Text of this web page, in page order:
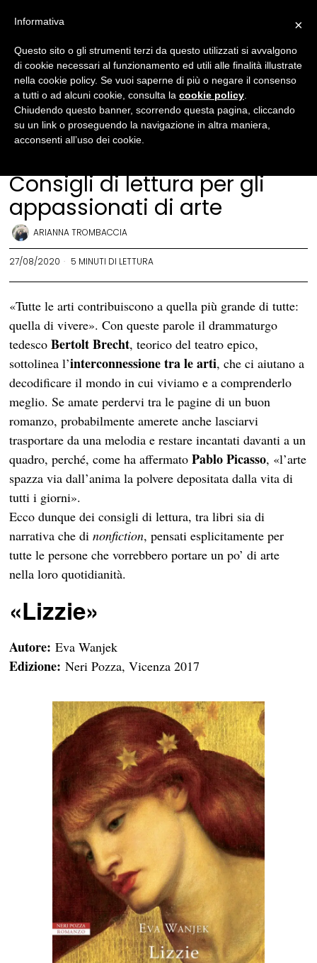
Consigli di lettura per gli
appassionati di arte
ARIANNA TROMBACCIA
27/08/2020 5 MINUTI DI LETTURA
«Tutte le arti contribuiscono a quella più grande di tutte:
quella di vivere». Con queste parole il drammaturgo
tedescoBertolt Brecht, teorico del teatro epico,
sottolinea l’interconnessione tra le arti, che ci aiutano a
decodificare il mondo in cui viviamo e a comprenderlo
meglio. Se amate perdervi tra le pagine di un buon
romanzo, probabilmente amerete anche lasciarvi
trasportare da una melodia e restare incantati davanti a un
quadro, perché, come ha affermatoPablo Picasso, «l’arte
spazza via dall’anima la polvere depositata dalla vita di
tutti i giorni».
Ecco dunque dei consigli di lettura, tra libri sia di
narrativa che dinonfiction, pensati esplicitamente per
tutte le persone che vorrebbero portare un po’ di arte
nella loro quotidianità.
«Lizzie»
Autore: Eva Wanjek
Edizione: Neri Pozza, Vicenza 2017
×
Informativa
Questo sito o gli strumenti terzi da questo utilizzati si avvalgono
di cookie necessari al funzionamento ed utili alle finalità illustrate
nella cookie policy. Se vuoi saperne di più o negare il consenso
a tutti o ad alcuni cookie, consulta la cookie policy
Chiudendo questo banner, scorrendo questa pagina, cliccando
su un link o proseguendo la navigazione in altra maniera,
acconsenti all’uso dei cookie.